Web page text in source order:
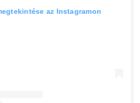
az Instagramon